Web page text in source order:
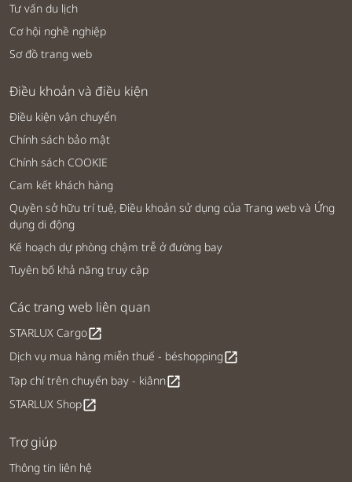
Tư vấn du lịch
Cơ hội nghề nghiệp
Sơ đồ trang web
Điều khoản và điều kiện
Điều kiện vận chuyển
Chính sách bảo mật
Chính sách COOKIE
Cam kết khách hàng
Quyền sở hữu trí tuệ, Điều khoản sử dụng của Trang web và Ứng
dụng di động
Kế hoạch dự phòng chậm trễ ở đường bay
Tuyên bố khả năng truy cập
Các trang web liên quan
STARLUX Cargoopen_in_new
Dịch vụ mua hàng miễn thuế - béshoppingopen_in_new
Tạp chí trên chuyến bay - kiânnopen_in_new
STARLUX Shopopen_in_new
Trợ giúp
Thông tin liên hệ